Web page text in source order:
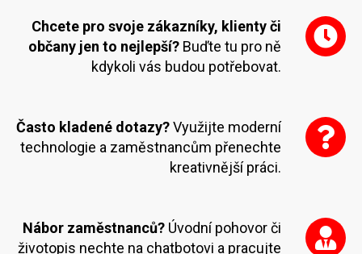
Chcete pro svoje zákazníky, klienty či
občany jen to nejlepší? Buďte tu pro ně
kdykoli vás budou potřebovat.
Často kladené dotazy?Využijte moderní
technologie a zaměstnancům přenechte
kreativnější práci.
Nábor zaměstnanců? Úvodní pohovor či
životopis nechte na chatbotovi a pracujte